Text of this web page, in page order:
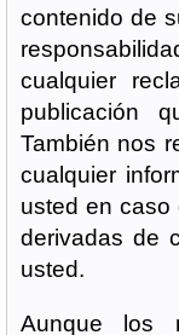
contenido de
cualquier
publicación
También nos
cualquier
usted en caso
derivadas de
usted.
Aunque los